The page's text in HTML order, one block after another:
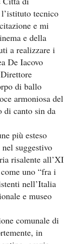
tecnico
e mi
e della
a realizzare i
De Iacovo
di ballo
armoniosa del
di canto sin da
più esteso
suggestivo
risalente all’XI
uno “fra i
nell’Italia
e museo
comunale di
in